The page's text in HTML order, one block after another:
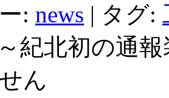
: news | タグ:
紀北初の通
ん